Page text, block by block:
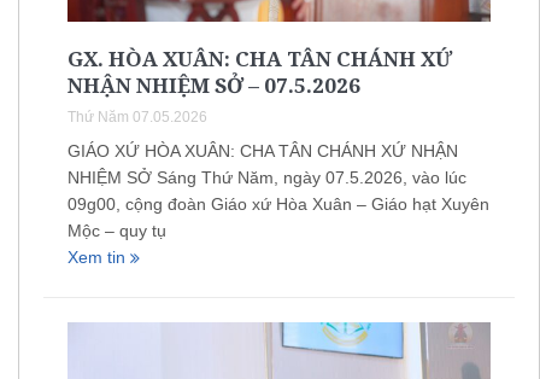
GX. HÒA XUÂN: CHA TÂN CHÁNH XỨ
NHẬN NHIỆM SỞ – 07.5.2026
Thứ Năm 07.05.2026
GIÁO XỨ HÒA XUÂN: CHA TÂN CHÁNH XỨ NHẬN
NHIỆM SỞ Sáng Thứ Năm, ngày 07.5.2026, vào lúc
09g00, cộng đoàn Giáo xứ Hòa Xuân – Giáo hạt Xuyên
Mộc – quy tụ
Xem tin